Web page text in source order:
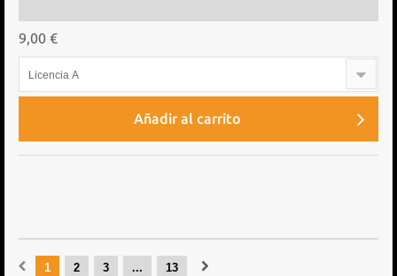
9,00 €
Licencia A
Añadir al carrito
1 2 3 ... 13